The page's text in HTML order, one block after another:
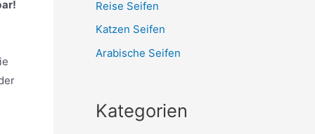
Reise Seifen
Katzen Seifen
Arabische Seifen
Kategorien